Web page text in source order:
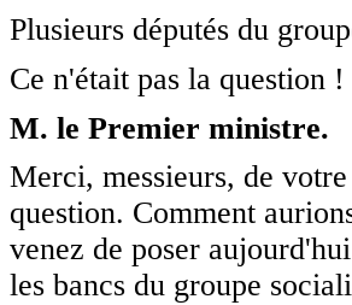
Plusieurs députés du
Ce n'était pas la question !
M. le Premier ministre.
Merci, messieurs, de
question. Comment
venez de poser
les bancs du groupe